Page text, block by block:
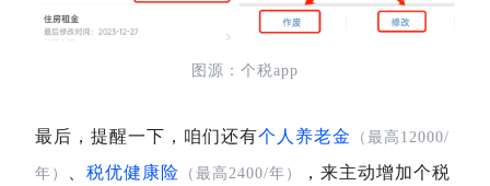
图源：个税app
最后，提醒一下，咱们还有个人养老金 （最高12000/
年） 税优健康险 （最高2400/年）
，来主动增加个税